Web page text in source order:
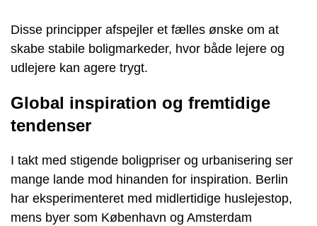
Disse principper afspejler et fælles ønske om at
skabe stabile boligmarkeder, hvor både lejere og
udlejere kan agere trygt.
Global inspiration og fremtidige
tendenser
I takt med stigende boligpriser og urbanisering ser
mange lande mod hinanden for inspiration. Berlin
har eksperimenteret med midlertidige huslejestop,
mens byer som København og Amsterdam